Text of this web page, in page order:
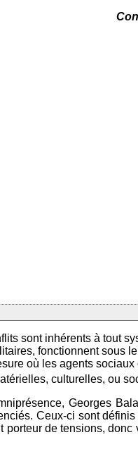
sont inhérents à tout
fonctionnent sous
où les agents
culturelles, ou
Georges
Ceux-ci sont définis
porteur de tensions,